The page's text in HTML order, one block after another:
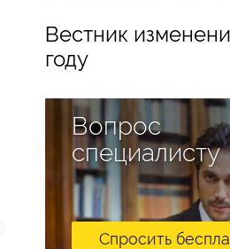
Вестник
году
Вопрос
специалисту
Спросить